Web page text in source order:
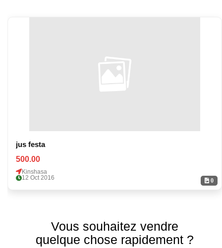
0
jus festa
500.00
Kinshasa
12 Oct 2016
Vous souhaitez vendre
quelque chose rapidement ?